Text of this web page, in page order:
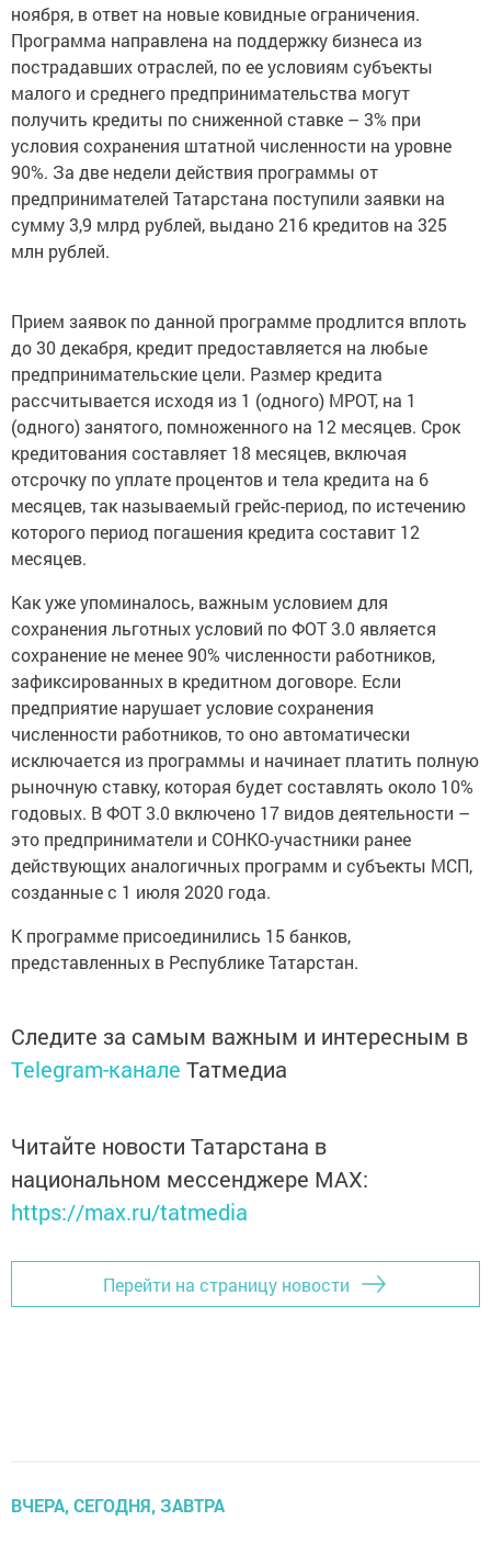
ноября, в ответ на новые ковидные ограничения.
Программа направлена на поддержку бизнеса из
пострадавших отраслей, по ее условиям субъекты
малого и среднего предпринимательства могут
получить кредиты по сниженной ставке – 3% при
условия сохранения штатной численности на уровне
90%. За две недели действия программы от
предпринимателей Татарстана поступили заявки на
сумму 3,9 млрд рублей, выдано 216 кредитов на 325
млн рублей.
Прием заявок по данной программе продлится вплоть
до 30 декабря, кредит предоставляется на любые
предпринимательские цели. Размер кредита
рассчитывается исходя из 1 (одного) МРОТ, на 1
(одного) занятого, помноженного на 12 месяцев. Срок
кредитования составляет 18 месяцев, включая
отсрочку по уплате процентов и тела кредита на 6
месяцев, так называемый грейс-период, по истечению
которого период погашения кредита составит 12
месяцев.
Как уже упоминалось, важным условием для
сохранения льготных условий по ФОТ 3.0 является
сохранение не менее 90% численности работников,
зафиксированных в кредитном договоре. Если
предприятие нарушает условие сохранения
численности работников, то оно автоматически
исключается из программы и начинает платить полную
рыночную ставку, которая будет составлять около 10%
годовых. В ФОТ 3.0 включено 17 видов деятельности –
это предприниматели и СОНКО-участники ранее
действующих аналогичных программ и субъекты МСП,
созданные с 1 июля 2020 года.
К программе присоединились 15 банков,
представленных в Республике Татарстан.
Следите за самым важным и интересным в
Telegram-канале Татмедиа
Читайте новости Татарстана в
национальном мессенджере MАХ:
https://max.ru/tatmedia
Перейти на страницу новости
ВЧЕРА, СЕГОДНЯ, ЗАВТРА